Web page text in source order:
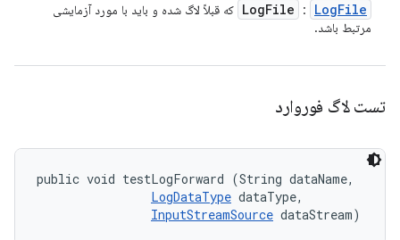
LogFile : LogFile
که قبلاً لاگ شده و باید با مورد آزمایشی
مرتبط باشد.
تست لاگ فوروارد
public void testLogForward (String dataName,
LogDataType dataType,
InputStreamSource dataStream)